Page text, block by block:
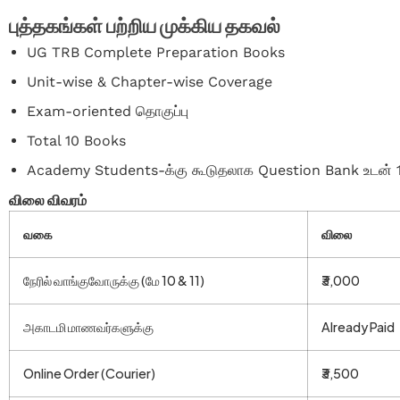
புத்தகங்கள் பற்றிய முக்கிய தகவல்
UG TRB Complete Preparation Books
Unit-wise & Chapter-wise Coverage
Exam-oriented தொகுப்பு
Total 10 Books
Academy Students-க்கு கூடுதலாக Question Bank உடன்
விலை விவரம்
வகை விலை
நேரில் வாங்குவோருக்கு (மே 10 & 11) ₹3,000
அகாடமி மாணவர்களுக்கு Already Paid
Online Order (Courier) ₹3,500